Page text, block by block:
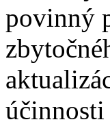
povinný
účinnosti